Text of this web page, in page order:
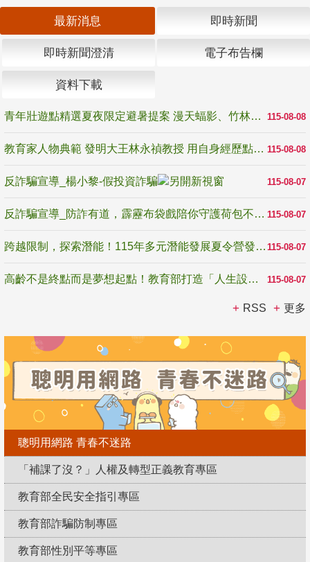
最新消息 即時新聞
即時新聞澄清 電子布告欄
資料下載
115-08-08
青年壯遊點精選夏夜限定避暑提案 漫天蝠影、竹林尋蛙、茶香夜觀 邀青年暮色出發
115-08-08
教育家人物典範 發明大王林永禎教授 用自身經歷點亮學生的路
115-08-07
反詐騙宣導_楊小黎-假投資詐騙
115-08-07
反詐騙宣導_防詐有道，霹靂布袋戲陪你守護荷包不受騙
115-08-07
跨越限制，探索潛能！115年多元潛能發展夏令營發掘生命無限可能
115-08-07
高齡不是終點而是夢想起點！教育部打造「人生設計夢工場」 參展第3屆高齡健康產業博覽會
RSS 更多
聰明用網路 青春不迷路
「補課了沒？」人權及轉型正義教育專區
教育部全民安全指引專區
教育部詐騙防制專區
教育部性別平等專區